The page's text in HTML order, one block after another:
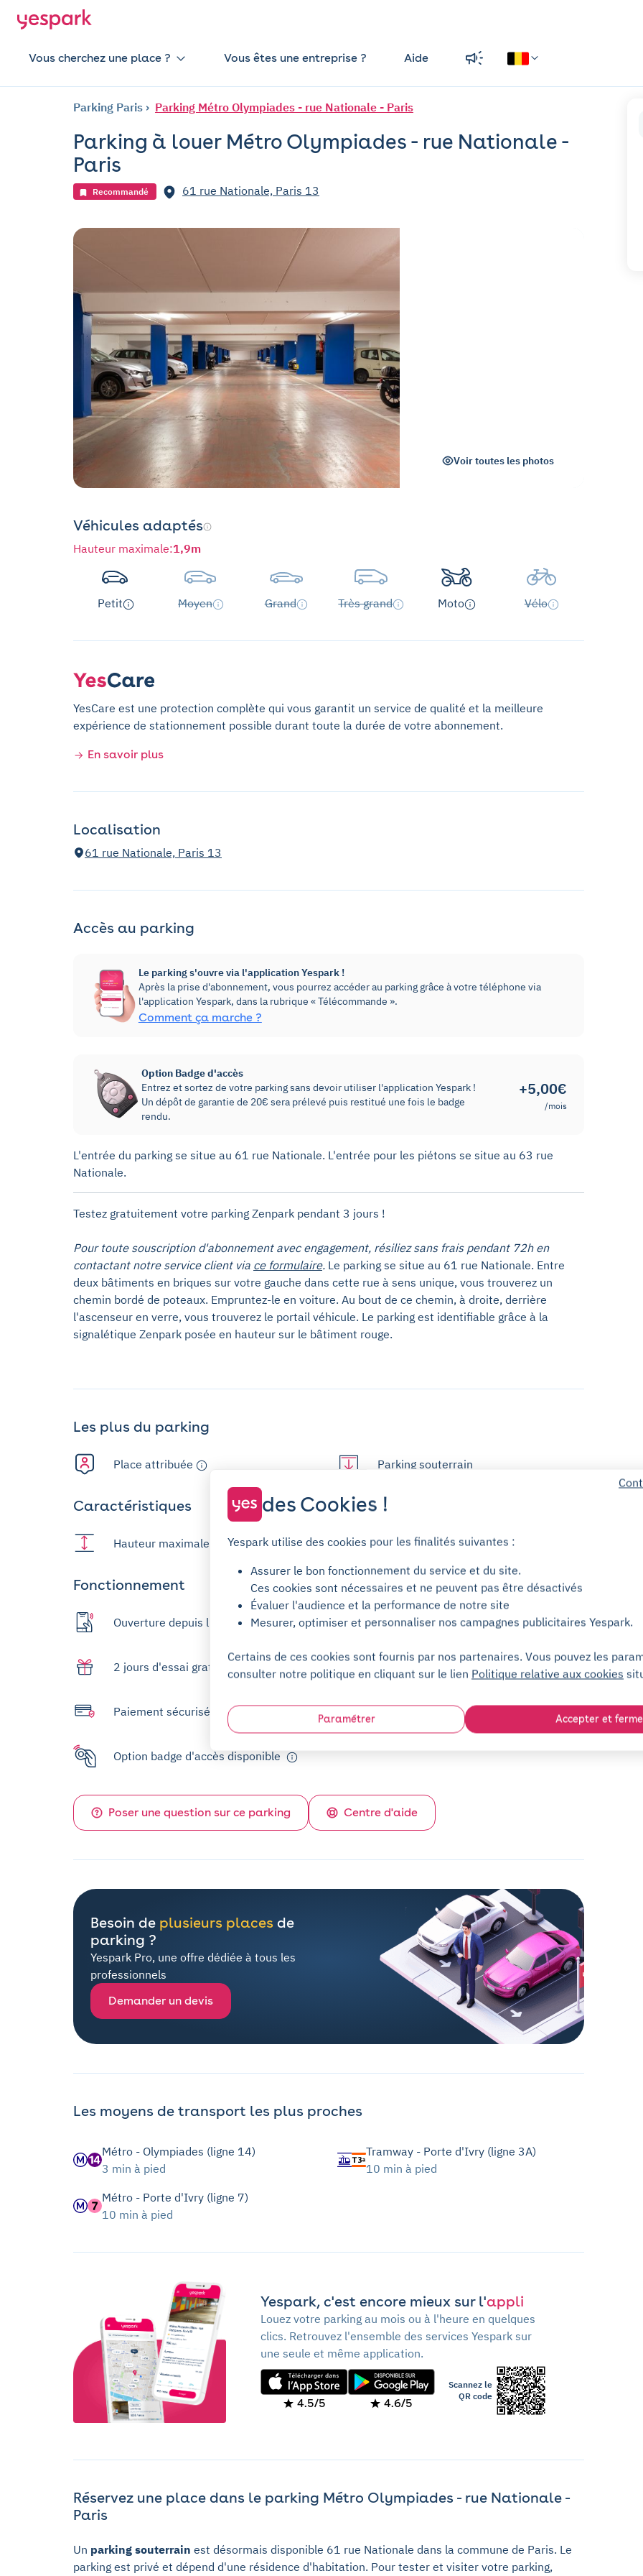
Vous cherchez une place ? Vous êtes une entreprise ? Aide
Parking Paris Parking Métro Olympiades - rue Nationale - Paris
Parking à louer Métro Olympiades - rue Nationale -
Paris
Recommandé 61 rue Nationale, Paris 13
Voir toutes les photos
Véhicules adaptés
Hauteur maximale:1,9m
Petit Moyen Grand Très grand Moto Vélo
YesCare est une protection complète qui vous garantit un service de qualité et la meilleure
expérience de stationnement possible durant toute la durée de votre abonnement.
En savoir plus
Localisation
61 rue Nationale, Paris 13
Accès au parking
Le parking s'ouvre via l'application Yespark !
Après la prise d'abonnement, vous pourrez accéder au parking grâce à votre téléphone via
l'application Yespark, dans la rubrique « Télécommande ».
Comment ça marche ?
Option Badge d'accès
Entrez et sortez de votre parking sans devoir utiliser l'application Yespark !
Un dépôt de garantie de 20€ sera prélevé puis restitué une fois le badge
rendu.
+5,00€
/mois
L'entrée du parking se situe au 61 rue Nationale. L'entrée pour les piétons se situe au 63 rue
Nationale.
Testez gratuitement votre parking Zenpark pendant 3 jours !
Pour toute souscription d'abonnement avec engagement, résiliez sans frais pendant 72h en
contactant notre service client via ce formulaire. Le parking se situe au 61 rue Nationale. Entre
deux bâtiments en briques sur votre gauche dans cette rue à sens unique, vous trouverez un
chemin bordé de poteaux. Empruntez-le en voiture. Au bout de ce chemin, à droite, derrière
l'ascenseur en verre, vous trouverez le portail véhicule. Le parking est identifiable grâce à la
signalétique Zenpark posée en hauteur sur le bâtiment rouge.
Les plus du parking
Place attribuée Parking souterrain
Caractéristiques
Hauteur maximale : 1,9m
Fonctionnement
Ouverture depuis l'app Service client (7j/7)
2 jours d'essai gratuit Sans engagement
Paiement sécurisé Sans dépôt de garantie
Option badge d'accès disponible
Poser une question sur ce parking Centre d'aide
Besoin de plusieurs places de
parking ?
Yespark Pro, une offre dédiée à tous les
professionnels
Demander un devis
Les moyens de transport les plus proches
Métro - Olympiades (ligne 14)
3 min à pied
Tramway - Porte d'Ivry (ligne 3A)
10 min à pied
Métro - Porte d'Ivry (ligne 7)
10 min à pied
Yespark, c'est encore mieux sur l'appli
Louez votre parking au mois ou à l'heure en quelques
clics. Retrouvez l'ensemble des services Yespark sur
une seule et même application.
4.5/5 4.6/5
Scannez le
QR code
Réservez une place dans le parking Métro Olympiades - rue Nationale -
Paris
Un parking souterrain est désormais disponible 61 rue Nationale dans la commune de Paris. Le
parking est privé et dépend d'une résidence d'habitation. Pour tester et visiter votre parking,
des Cookies !
Yespark utilise des cookies pour les finalités suivantes :
Assurer le bon fonctionnement du service et du site.
Ces cookies sont nécessaires et ne peuvent pas être désactivés
Évaluer l'audience et la performance de notre site
Mesurer, optimiser et personnaliser nos campagnes publicitaires Yespark.
Certains de ces cookies sont fournis par nos partenaires. Vous pouvez les
consulter notre politique en cliquant sur le lien Politique relative aux cookies
Paramétrer Accepter et